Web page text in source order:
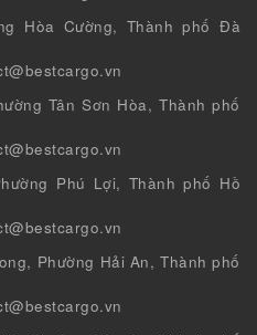
Hòa Cường, Thành phố Đà
Tân Sơn Hòa, Thành phố
Phú Lợi, Thành phố Hồ
Phường Hải An, Thành phố